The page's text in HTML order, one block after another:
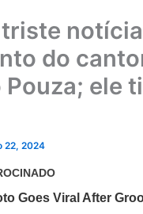
do
ele
22, 2024